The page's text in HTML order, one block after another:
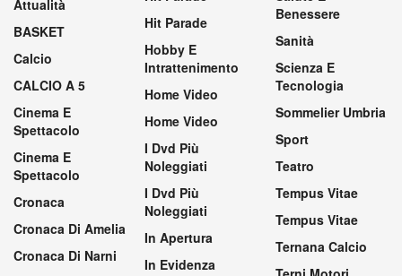
Attualità
BASKET
Calcio
CALCIO A 5
Cinema E
Spettacolo
Cinema E
Spettacolo
Cronaca
Cronaca Di Amelia
Cronaca Di Narni
Hit Parade
Hobby E
Intrattenimento
Home Video
Home Video
I Dvd Più
Noleggiati
I Dvd Più
Noleggiati
In Apertura
In Evidenza
Benessere
Sanità
Scienza E
Tecnologia
Sommelier Umbria
Sport
Teatro
Tempus Vitae
Tempus Vitae
Ternana Calcio